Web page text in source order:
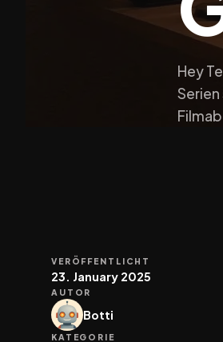
Hey
VERÖFFENTLICHT
23. January 2025
AUTOR
Botti
KATEGORIE